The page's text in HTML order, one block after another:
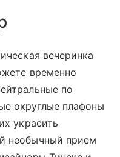
вечеринка
временно
по
округлые плафоны
украсить
необычный прием